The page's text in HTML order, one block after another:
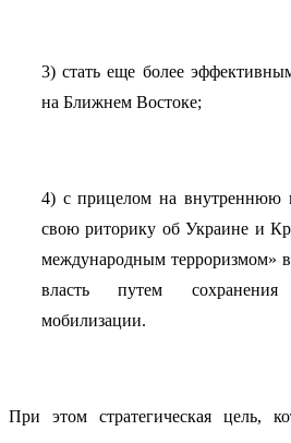
3) стать еще более
на Ближнем Востоке;
4) с прицелом на внутреннюю
свою риторику об Украине и
международным терроризмом»
власть путем
мобилизации.
При этом стратегическая цель,